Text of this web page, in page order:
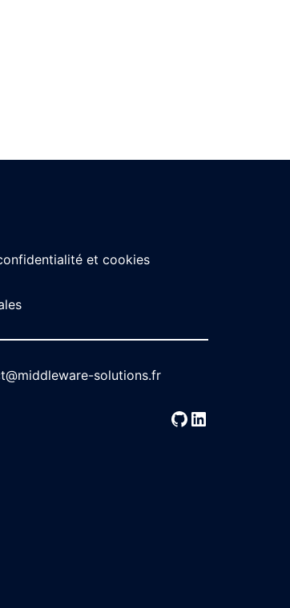
et cookies
solutions.fr
GitHub
LinkedIn